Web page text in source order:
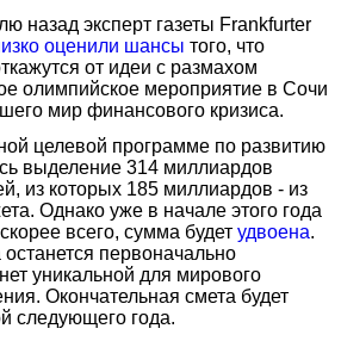
назад эксперт газеты Frankfurter
оценили шансы того, что
от идеи с размахом
олимпийское мероприятие в Сочи
мир финансового кризиса.
целевой программе по развитию
выделение 314 миллиардов
из которых 185 миллиардов - из
Однако уже в начале этого года
всего, сумма будет удвоена.
первоначально
уникальной для мирового
Окончательная смета будет
следующего года.